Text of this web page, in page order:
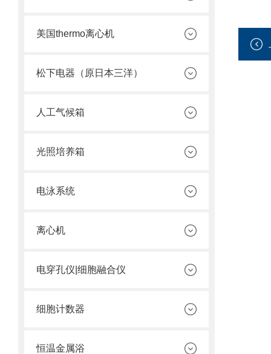
美国thermo离心机
松下电器（原日本三洋）
人工气候箱
光照培养箱
电泳系统
离心机
电穿孔仪|细胞融合仪
细胞计数器
恒温金属浴